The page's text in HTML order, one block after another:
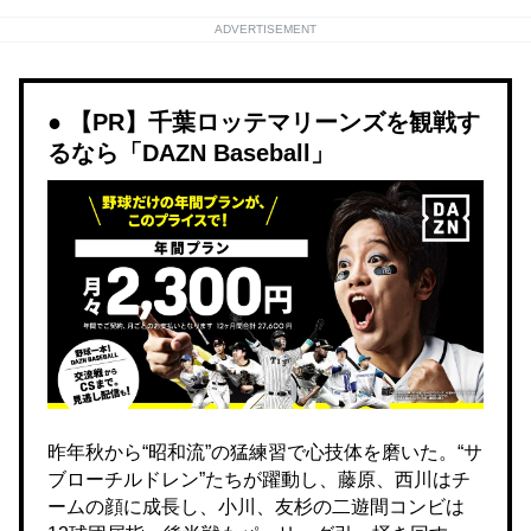
ADVERTISEMENT
【PR】千葉ロッテマリーンズを観戦す
るなら「DAZN Baseball」
昨年秋から“昭和流”の猛練習で心技体を磨いた。“サ
ブローチルドレン”たちが躍動し、藤原、西川はチ
ームの顔に成長し、小川、友杉の二遊間コンビは